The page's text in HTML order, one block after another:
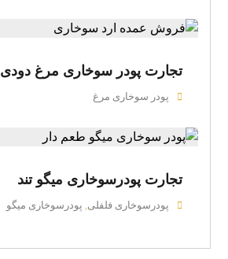
تجارت پودر سوخاری مرغ دودی
پودر سوخاری مرغ
تجارت پودرسوخاری میگو تند
پودرسوخاری فلفلی, پودرسوخاری میگو